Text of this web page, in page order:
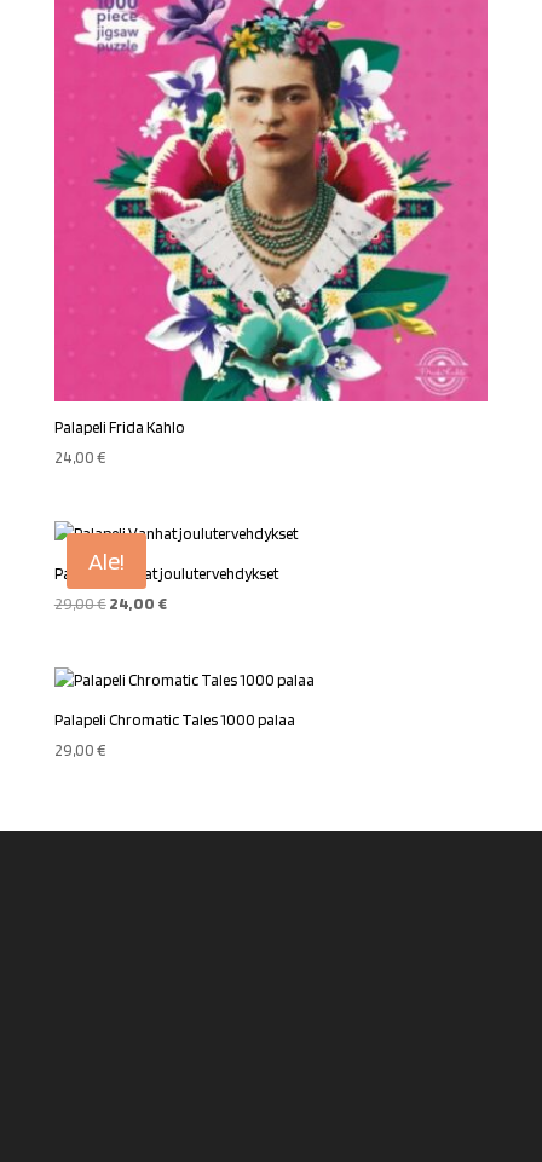
Palapeli Frida Kahlo
24,00€
Ale!
Palapeli Vanhat joulutervehdykset
29,00€ Alkuperäinen
29,00 €.
24,00 €Nykyinen
24,00 €.
Palapeli Chromatic Tales 1000 palaa
29,00€